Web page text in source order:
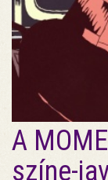
A
színe-